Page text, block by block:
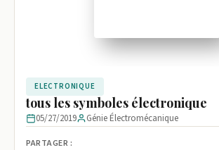
ELECTRONIQUE
tous les symboles électronique
05/27/2019 Génie Électromécanique
PARTAGER :